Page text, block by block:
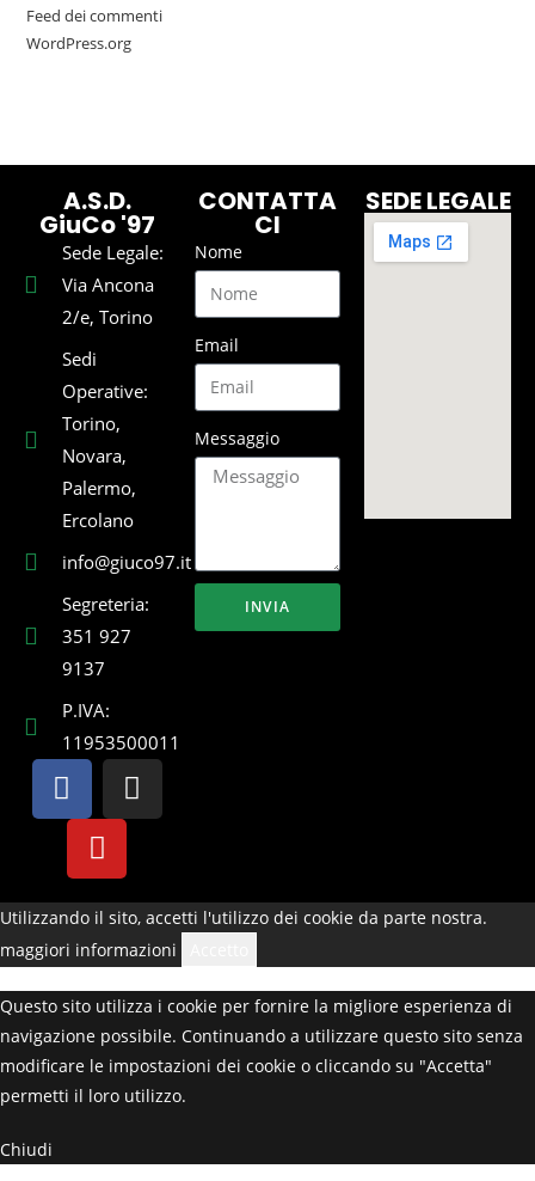
Feed dei commenti
WordPress.org
A.S.D.
GiuCo '97
Sede Legale:
Via Ancona
2/e, Torino
Sedi
Operative:
Torino,
Novara,
Palermo,
Ercolano
info@giuco97.it
Segreteria:
351 927
9137
P.IVA:
11953500011
CONTATTA
CI
Nome
Email
Messaggio
INVIA
SEDE LEGALE
Utilizzando il sito, accetti l'utilizzo dei cookie da parte nostra.
maggiori informazioni
Questo sito utilizza i cookie per fornire la migliore esperienza di
navigazione possibile. Continuando a utilizzare questo sito senza
modificare le impostazioni dei cookie o cliccando su "Accetta"
permetti il loro utilizzo.
Chiudi